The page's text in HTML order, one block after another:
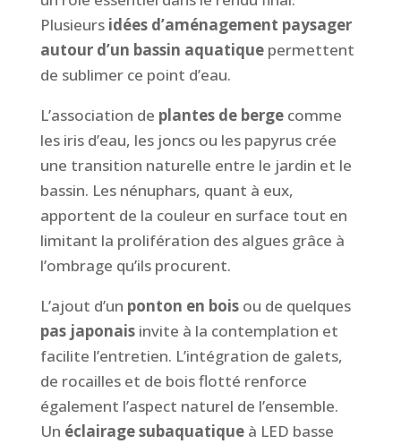
Plusieurs idées d’aménagement paysager
autour d’un bassin aquatiquepermettent
de sublimer ce point d’eau.
L’association de plantes de bergecomme
les iris d’eau, les joncs ou les papyrus crée
une transition naturelle entre le jardin et le
bassin. Les nénuphars, quant à eux,
apportent de la couleur en surface tout en
limitant la prolifération des algues grâce à
l’ombrage qu’ils procurent.
L’ajout d’un ponton en boisou de quelques
pas japonaisinvite à la contemplation et
facilite l’entretien. L’intégration de galets,
de rocailles et de bois flotté renforce
également l’aspect naturel de l’ensemble.
Un éclairage subaquatiqueà LED basse